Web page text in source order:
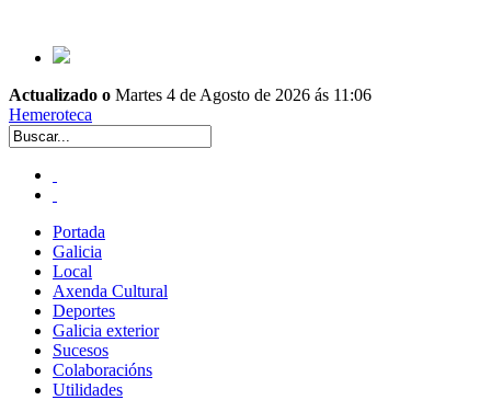
Actualizado o Martes 4 de Agosto de 2026 ás 11:06
Hemeroteca
Portada
Galicia
Local
Axenda Cultural
Deportes
Galicia exterior
Sucesos
Colaboracións
Utilidades